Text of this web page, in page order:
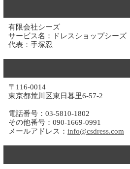
有限会社シーズ
サービス名：ドレスショップシーズ
代表：手塚忍
〒116-0014
東京都荒川区東日暮里6-57-2
電話番号：03-5810-1802
その他番号：090-1669-0991
メールアドレス： info@csdress.com